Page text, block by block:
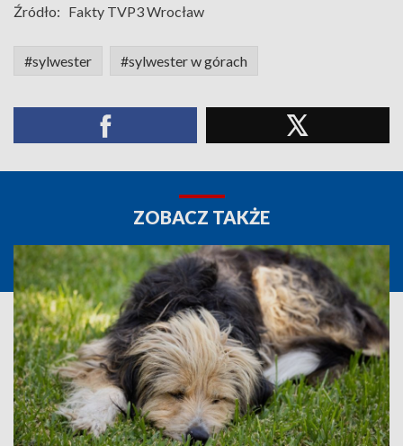
Źródło: Fakty TVP3 Wrocław
#sylwester #sylwester w górach
ZOBACZ TAKŻE